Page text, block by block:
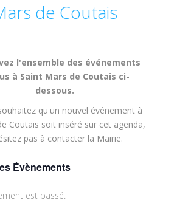
de Coutais
l'ensemble des événements
à Saint Mars de Coutais ci-
dessous.
qu'un nouvel événement à
Coutais soit inséré sur cet agenda,
pas à contacter la Mairie.
Évènements
est passé.